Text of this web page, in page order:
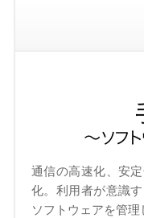
通信の高速化、安
化。利用者が意識
ソフトウェアを管理